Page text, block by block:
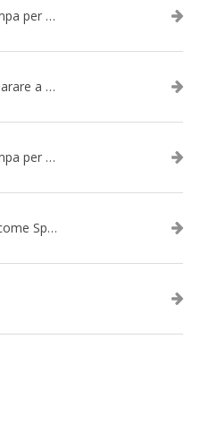
SPEAK TIPS | La rassegna stampa per migliorare l’inglese - marzo 2026
Speak Elevator Pitch: come imparare a gestire una presentazione in inglese
SPEAK TIPS | La rassegna stampa per migliorare l’inglese - febbraio 2026
Speaking the Same Language: come Speak aiuta a rafforzare i team attraverso il Team Building in inglese